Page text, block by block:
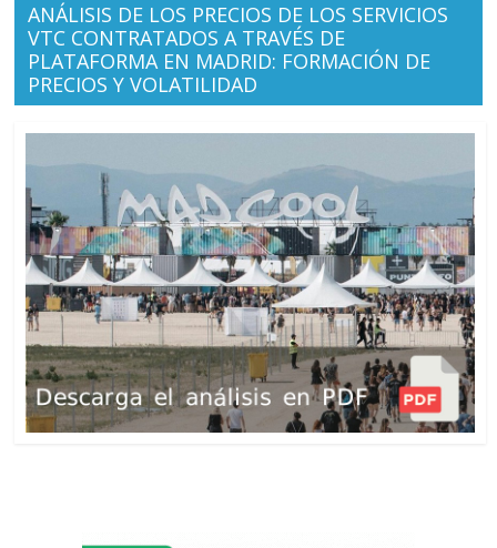
ANÁLISIS DE LOS PRECIOS DE LOS SERVICIOS
VTC CONTRATADOS A TRAVÉS DE
PLATAFORMA EN MADRID: FORMACIÓN DE
PRECIOS Y VOLATILIDAD